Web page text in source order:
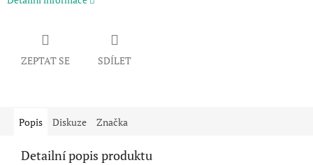
ZEPTAT SE SDÍLET
Popis Diskuze Značka
Detailní popis produktu